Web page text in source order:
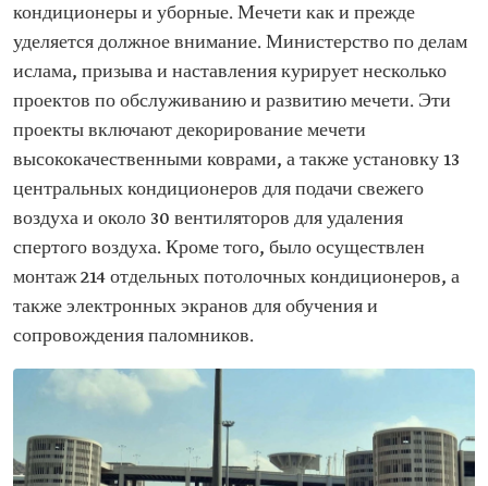
кондиционеры и уборные. Мечети как и прежде
уделяется должное внимание. Министерство по делам
ислама, призыва и наставления курирует несколько
проектов по обслуживанию и развитию мечети. Эти
проекты включают декорирование мечети
высококачественными коврами, а также установку 13
центральных кондиционеров для подачи свежего
воздуха и около 30 вентиляторов для удаления
спертого воздуха. Кроме того, было осуществлен
монтаж 214 отдельных потолочных кондиционеров, а
также электронных экранов для обучения и
сопровождения паломников.